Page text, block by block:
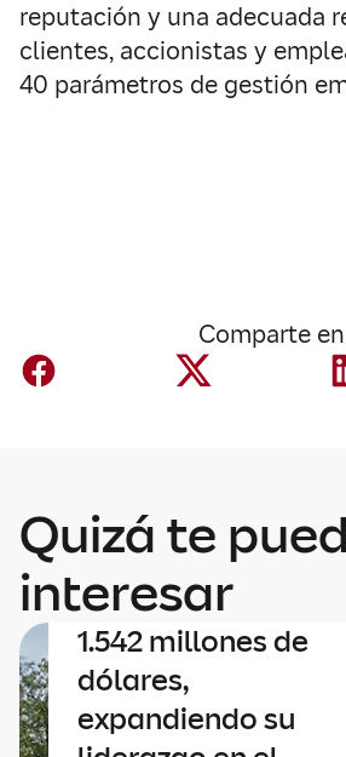
reputación y una adecuada
clientes, accionistas y
40 parámetros de gestión
Comparte en
Quizá te
interesar
un acuerdo para
adquirir Safety
Insurance por
1.542 millones de
dólares,
expandiendo su